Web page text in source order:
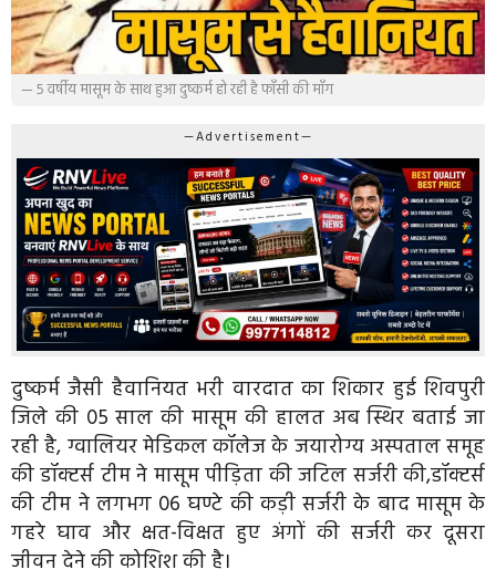
— 5 वर्षीय मासूम के साथ हुआ दुष्कर्म हो रही है फाँसी की माँग
—Advertisement—
दुष्कर्म जैसी हैवानियत भरी वारदात का शिकार हुई शिवपुरी
जिले की 05 साल की मासूम की हालत अब स्थिर बताई जा
रही है, ग्वालियर मेडिकल कॉलेज के जयारोग्य अस्पताल समूह
की डॉक्टर्स टीम ने मासूम पीड़िता की जटिल सर्जरी की,डॉक्टर्स
की टीम ने लगभग 06 घण्टे की कड़ी सर्जरी के बाद मासूम के
गहरे घाव और क्षत-विक्षत हुए अंगों की सर्जरी कर दूसरा
जीवन देने की कोशिश की है।